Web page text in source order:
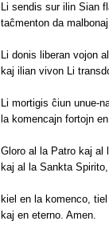
Li sendis sur ilin Sian
taĉmenton da
Li donis liberan vojon
kaj ilian vivon Li
Li mortigis ĉiun unue-
la komencajn fortojn
Gloro al la Patro kaj al
kaj al la Sankta Spirito,
kiel en la komenco,
kaj en eterno. Amen.